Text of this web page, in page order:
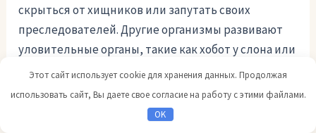
скрыться от хищников или запутать своих
преследователей. Другие организмы развивают
уловительные органы, такие как хобот у слона или
клешни у крабов, чтобы приспособиться к
определенному типу питания или защиты.
Этот сайт использует cookie для хранения данных. Продолжая
использовать сайт, Вы даете свое согласие на работу с этими файлами.
OK